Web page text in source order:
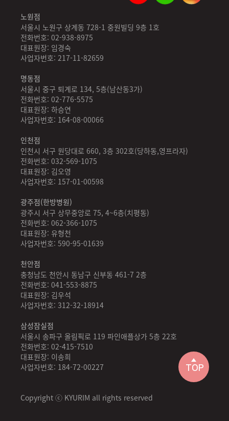
TOP
노원점
서울시 노원구 상계동 728-1 중원빌딩 9층 1호
전화번호: 02-938-8975
대표원장: 임경숙
사업자번호: 217-11-82659
명동점
서울시 중구 퇴계로 134, 5층(남산동3가)
전화번호: 02-776-5575
대표원장: 하승연
사업자번호: 164-08-00066
인천점
인천시 서구 원당대로 660, 3층 302호(당하동,영프라자)
전화번호: 032-569-1075
대표원장: 김오영
사업자번호: 157-01-00598
광주점(한방병원)
광주시 서구 상무중앙로 75, 4~6층(치평동)
전화번호: 062-366-1075
대표원장: 유형천
사업자번호: 590-95-01639
천안점
충청남도 천안시 동남구 신부동 461-7 2층
전화번호: 041-553-8875
대표원장: 김우석
사업자번호: 312-32-18914
삼성잠실점
서울시 송파구 올림픽로 119 파인애플상가 5층 22호
전화번호: 02-415-7510
대표원장: 이송희
사업자번호: 184-72-00227
Copyright ⓒ KYURIM all rights reserved